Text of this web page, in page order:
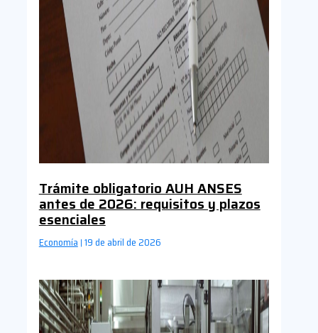
Trámite obligatorio AUH ANSES
antes de 2026: requisitos y plazos
esenciales
Economía | 19 de abril de 2026